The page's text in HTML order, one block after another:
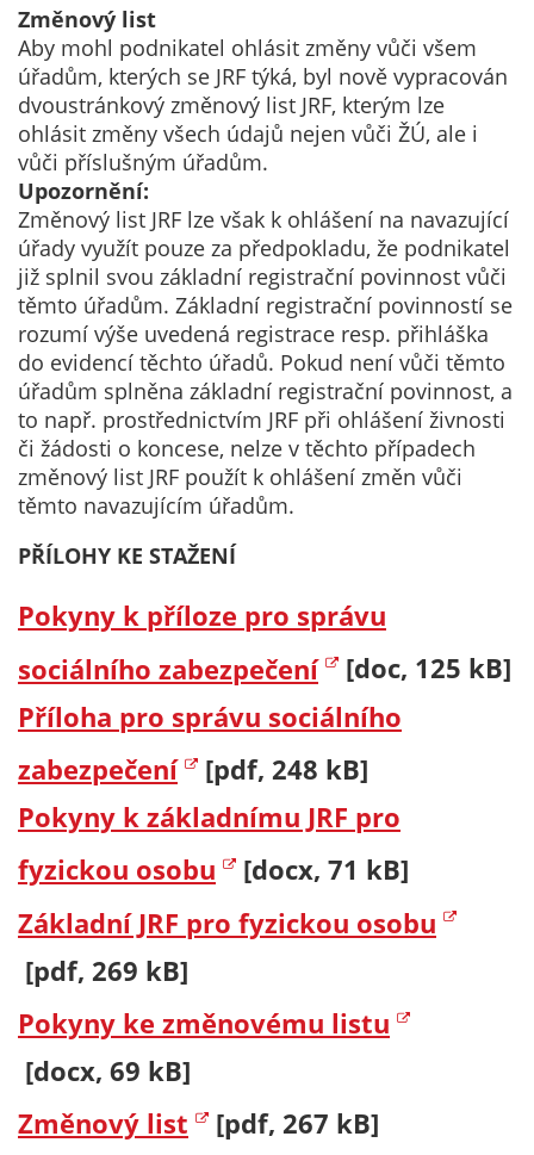
Změnový list
Aby mohl podnikatel ohlásit změny vůči všem
úřadům, kterých se JRF týká, byl nově vypracován
dvoustránkový změnový list JRF, kterým lze
ohlásit změny všech údajů nejen vůči ŽÚ, ale i
vůči příslušným úřadům.
Upozornění:
Změnový list JRF lze však k ohlášení na navazující
úřady využít pouze za předpokladu, že podnikatel
již splnil svou základní registrační povinnost vůči
těmto úřadům. Základní registrační povinností se
rozumí výše uvedená registrace resp. přihláška
do evidencí těchto úřadů. Pokud není vůči těmto
úřadům splněna základní registrační povinnost, a
to např. prostřednictvím JRF při ohlášení živnosti
či žádosti o koncese, nelze v těchto případech
změnový list JRF použít k ohlášení změn vůči
těmto navazujícím úřadům.
PŘÍLOHY KE STAŽENÍ
Pokyny k příloze pro správu
sociálního zabezpečení [doc, 125 kB]
Příloha pro správu sociálního
zabezpečení [pdf, 248 kB]
Pokyny k základnímu JRF pro
fyzickou osobu [docx, 71 kB]
Základní JRF pro fyzickou osobu
[pdf, 269 kB]
Pokyny ke změnovému listu
[docx, 69 kB]
Změnový list [pdf, 267 kB]